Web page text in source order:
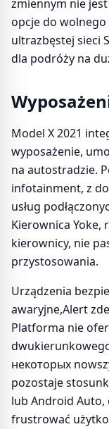
zmiennym nie
opcje do wolnego
ultrazbęstej sieci
dla podróży na
Model X 2021
wyposażenie,
na autostradzie.
infotainment, z
usług
Kierownica Yoke,
kierownicy, nie
przystosowania.
Urządzenia
awaryjne,Alert
Platforma nie
некоторых
pozostaje
lub Android
frustrować